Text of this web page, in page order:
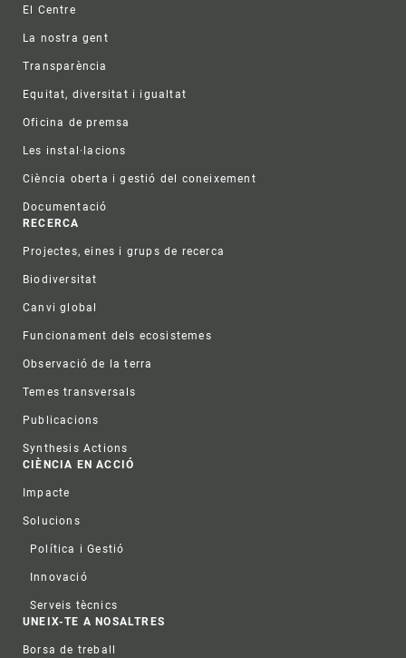
El Centre
La nostra gent
Transparència
Equitat, diversitat i igualtat
Oficina de premsa
Les instal·lacions
Ciència oberta i gestió del coneixement
Documentació
RECERCA
Projectes, eines i grups de recerca
Biodiversitat
Canvi global
Funcionament dels ecosistemes
Observació de la terra
Temes transversals
Publicacions
Synthesis Actions
CIÈNCIA EN ACCIÓ
Impacte
Solucions
Política i Gestió
Innovació
Serveis tècnics
UNEIX-TE A NOSALTRES
Borsa de treball